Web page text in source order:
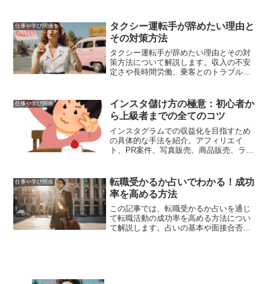
仕事や学び関係
タクシー運転手が辞めたい理由と
その対策方法
タクシー運転手が辞めたい理由とその対
策方法について解説します。収入の不安
定さや長時間労働、乗客とのトラブルな
仕事や学び関係
インスタ儲け方の極意：初心者か
ら上級者までの全てのコツ
インスタグラムでの収益化を目指すため
の具体的な手法を紹介。アフィリエイ
ト、PR案件、写真販売、商品販売、ライ
仕事や学び関係
転職受かるか占いでわかる！成功
率を高める方法
この記事では、転職受かるか占いを通じ
て転職活動の成功率を高める方法につい
て解説します。占いの基本や面接合否を